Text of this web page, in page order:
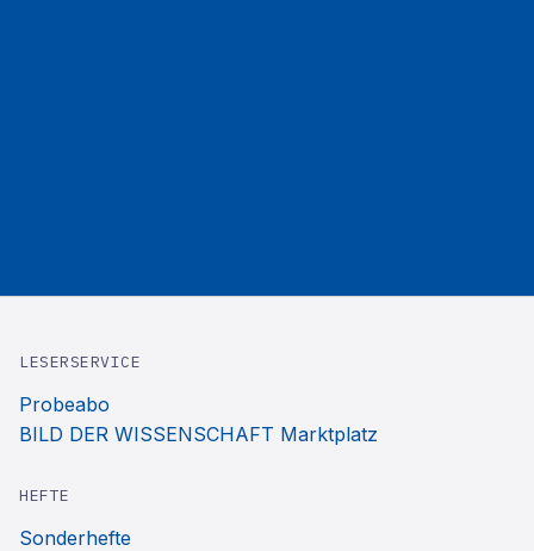
LESERSERVICE
Probeabo
BILD DER WISSENSCHAFT Marktplatz
HEFTE
Sonderhefte